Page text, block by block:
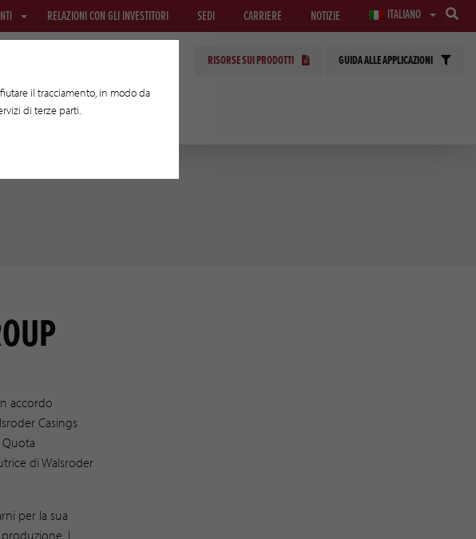
RELAZIONI CON GLI INVESTITORI SEDI CARRIERE NOTIZIE ITALIANO
TECNOLOGIE APPLICATE
RISORSE SUI PRODOTTI GUIDA ALLE APPLICAZIONI
accordo
Casings
di Walsroder
per la sua
I
il tracciamento, in modo da
di terze parti.